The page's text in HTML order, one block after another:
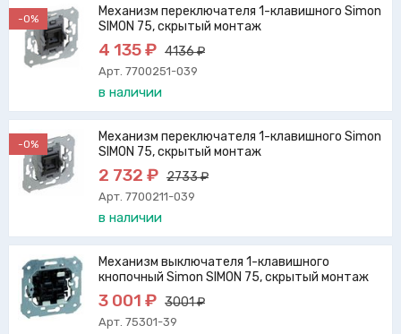
-0%
Механизм переключателя 1-клавишного Simon
SIMON 75, скрытый монтаж
4 135 ₽ 4136 ₽
Арт. 7700251-039
в наличии
-0%
Механизм переключателя 1-клавишного Simon
SIMON 75, скрытый монтаж
2 732 ₽ 2733 ₽
Арт. 7700211-039
в наличии
Механизм выключателя 1-клавишного
кнопочный Simon SIMON 75, скрытый монтаж
3 001 ₽ 3001 ₽
Арт. 75301-39